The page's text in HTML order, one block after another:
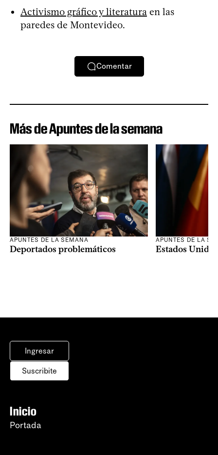
Activismo gráfico y literatura en las
paredes de Montevideo.
Comentar
Más de Apuntes de la semana
APUNTES DE LA SEMANA
Deportados problemáticos
APUNTES DE LA
Estados
Ingresar
Suscribite
Inicio
Portada